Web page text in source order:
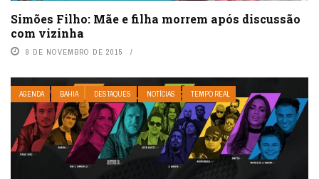
Simões Filho: Mãe e filha morrem após discussão
com vizinha
9 DE NOVEMBRO DE 2015
AGENDA BAHIA DESTAQUES NOTÍCIAS TEMPO REAL